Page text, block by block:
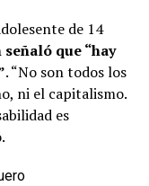
de 14
que “hay
. “No son todos los
ni el capitalismo.
es